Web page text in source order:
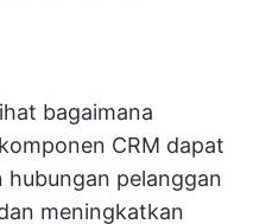
bagaimana
CRM dapat
hubungan pelanggan
meningkatkan